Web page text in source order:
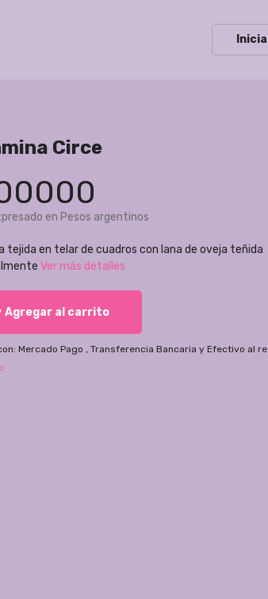
Circe
en Pesos argentinos
tejida en telar de cuadros con lana de oveja teñida
Ver más detalles
Agregar al carrito
Mercado Pago , Transferencia Bancaria y Efectivo al